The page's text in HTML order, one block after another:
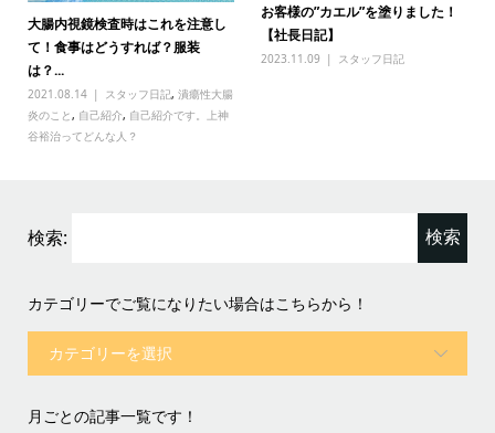
大腸内視鏡検査時はこれを注意し
て！食事はどうすれば？服装
は？...
2021.08.14 スタッフ日記, 潰瘍性大腸
炎のこと, 自己紹介, 自己紹介です。上神
谷裕治ってどんな人？
お客様の”カエル”を塗りました！
【社長日記】
2023.11.09 スタッフ日記
検索:
カテゴリーでご覧になりたい場合はこちらから！
月ごとの記事一覧です！